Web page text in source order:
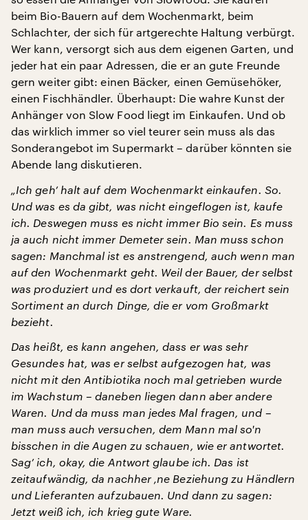
beim Bio-Bauern auf dem Wochenmarkt, beim
Schlachter, der sich für artgerechte Haltung verbürgt.
Wer kann, versorgt sich aus dem eigenen Garten, und
jeder hat ein paar Adressen, die er an gute Freunde
gern weiter gibt: einen Bäcker, einen Gemüsehöker,
einen Fischhändler. Überhaupt: Die wahre Kunst der
Anhänger von Slow Food liegt im Einkaufen. Und ob
das wirklich immer so viel teurer sein muss als das
Sonderangebot im Supermarkt – darüber könnten sie
Abende lang diskutieren.
„Ich geh’ halt auf dem Wochenmarkt einkaufen. So.
Und was es da gibt, was nicht eingeflogen ist, kaufe
ich. Deswegen muss es nicht immer Bio sein. Es muss
ja auch nicht immer Demeter sein. Man muss schon
sagen: Manchmal ist es anstrengend, auch wenn man
auf den Wochenmarkt geht. Weil der Bauer, der selbst
was produziert und es dort verkauft, der reichert sein
Sortiment an durch Dinge, die er vom Großmarkt
bezieht.
Das heißt, es kann angehen, dass er was sehr
Gesundes hat, was er selbst aufgezogen hat, was
nicht mit den Antibiotika noch mal getrieben wurde
im Wachstum – daneben liegen dann aber andere
Waren. Und da muss man jedes Mal fragen, und –
man muss auch versuchen, dem Mann mal so'n
bisschen in die Augen zu schauen, wie er antwortet.
Sag’ ich, okay, die Antwort glaube ich. Das ist
zeitaufwändig, da nachher ‚ne Beziehung zu Händlern
und Lieferanten aufzubauen. Und dann zu sagen:
Jetzt weiß ich, ich krieg gute Ware.